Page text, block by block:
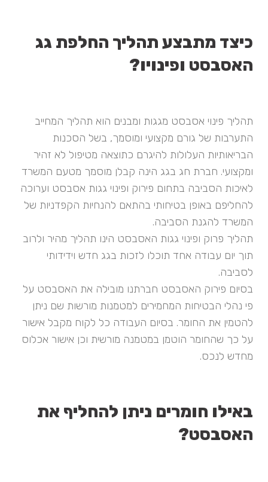
כיצד מתבצע תהליך החלפת גג
האסבסט ופינויו?
תהליך פינוי אסבסט מגגות ומבנים הוא תהליך המחייב
התערבות של גורם מקצועי ומוסמך, בשל הסכנות
הבריאותיות העלולות להיגרם כתוצאה מטיפול לא זהיר
ומקצועי. חברת חג בגג הינה קבלן מוסמך מטעם המשרד
לאיכות הסביבה בתחום פירוק ופינוי גגות אסבסט וערוכה
להחליפם באופן בטיחותי בהתאם להנחיות הקפדניות של
המשרד להגנת הסביבה.
תהליך פרוק ופינוי גגות האסבסט הינו תהליך מהיר ולרוב
תוך יום עבודה אחד תוכלו לזכות בגג חדש וידידותי
לסביבה.
בסיום פירוק האסבסט חברתנו מובילה את האסבסט על
פי נהלי הבטיחות המחמירים למטמנות מורשות שם ניתן
להטמין את החומר. בסיום העבודה כל לקוח מקבל אישור
על כך שהחומר הוטמן במטמנה מורשית וכן אישור אכלוס
מחדש לנכס.
באילו חומרים ניתן להחליף את
האסבסט?